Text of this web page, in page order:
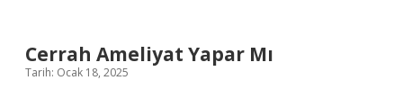
Cerrah Ameliyat Yapar Mı
Tarih: Ocak 18, 2025